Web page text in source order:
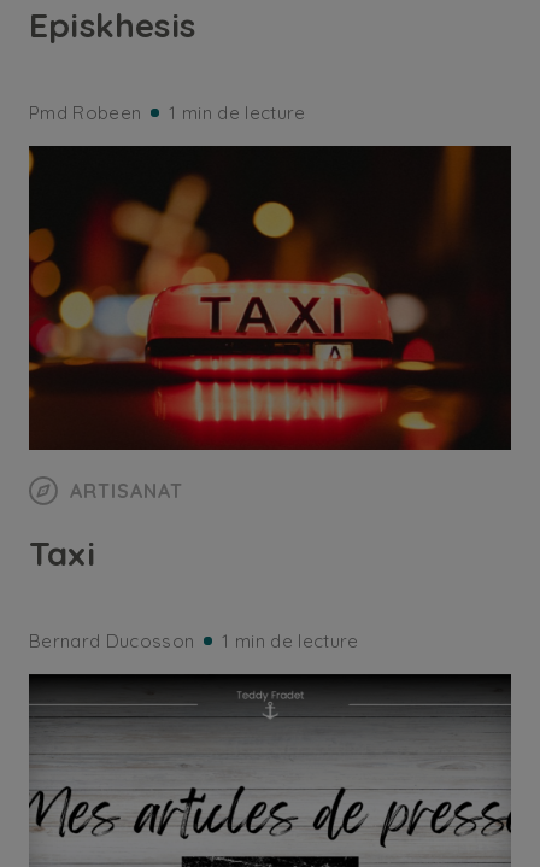
Episkhesis
Pmd Robeen 1 min de lecture
ARTISANAT
Taxi
Bernard Ducosson 1 min de lecture